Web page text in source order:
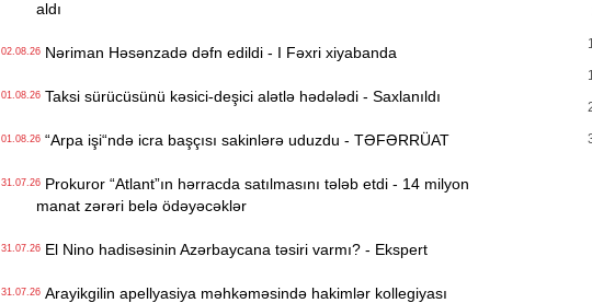
aldı
02.08.26Nəriman Həsənzadə dəfn edildi - I Fəxri xiyabanda
01.08.26Taksi sürücüsünü kəsici-deşici alətlə hədələdi - Saxlanıldı
01.08.26“Arpa işi“ndə icra başçısı sakinlərə uduzdu - TƏFƏRRÜAT
31.07.26Prokuror “Atlant”ın hərracda satılmasını tələb etdi - 14 milyon
manat zərəri belə ödəyəcəklər
31.07.26El Nino hadisəsinin Azərbaycana təsiri varmı? - Ekspert
31.07.26Arayikgilin apellyasiya məhkəməsində hakimlər kollegiyası